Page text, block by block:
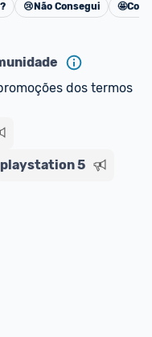
Cancelar
😢 Não Consegui 🤩
dos termos
playstation 5